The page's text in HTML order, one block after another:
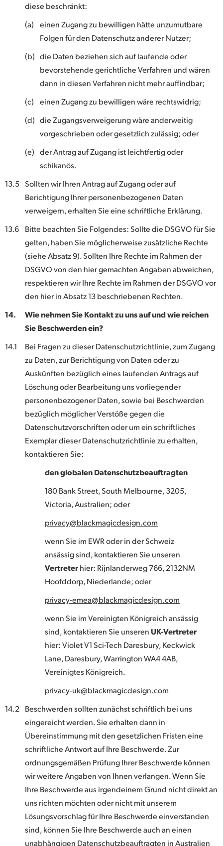
diese beschränkt:
(a)
einen Zugang zu bewilligen hätte unzumutbare
Folgen für den Datenschutz anderer Nutzer;
(b) die Daten beziehen sich auf laufende oder
bevorstehende gerichtliche Verfahren und wären
dann in diesen Verfahren nicht mehr auffindbar;
(c)
einen Zugang zu bewilligen wäre rechtswidrig;
(d) die Zugangsverweigerung wäre anderweitig
vorgeschrieben oder gesetzlich zulässig; oder
(e) der Antrag auf Zugang ist leichtfertig oder
schikanös.
13.5 Sollten wir Ihren Antrag auf Zugang oder auf
Berichtigung Ihrer personenbezogenen Daten
verweigern, erhalten Sie eine schriftliche Erklärung.
13.6
Bitte beachten Sie Folgendes: Sollte die DSGVO für Sie
gelten, haben Sie möglicherweise zusätzliche Rechte
(siehe Absatz 9). Sollten Ihre Rechte im Rahmen der
DSGVO von den hier gemachten Angaben abweichen,
respektieren wir Ihre Rechte im Rahmen der DSGVO vor
den hier in Absatz 13 beschriebenen Rechten.
14.
Wie nehmen Sie Kontakt zu uns auf und wie reichen
Sie Beschwerden ein?
14.1
Bei Fragen zu dieser Datenschutzrichtlinie, zum Zugang
zu Daten, zur Berichtigung von Daten oder zu
Auskünften bezüglich eines laufenden Antrags auf
Löschung oder Bearbeitung uns vorliegender
personenbezogener Daten, sowie bei Beschwerden
bezüglich möglicher Verstöße gegen die
Datenschutzvorschriften oder um ein schriftliches
Exemplar dieser Datenschutzrichtlinie zu erhalten,
kontaktieren Sie:
den globalen Datenschutzbeauftragten
180 Bank Street, South Melbourne, 3205,
Victoria, Australien; oder
privacy@blackmagicdesign.com
wenn Sie im EWR oder in der Schweiz
ansässig sind, kontaktieren Sie unseren
Vertreterhier: Rijnlanderweg 766, 2132NM
Hoofddorp, Niederlande; oder
privacy-emea@blackmagicdesign.com
wenn Sie im Vereinigten Königreich ansässig
sind, kontaktieren Sie unseren UK-Vertreter
hier: Violet V1 Sci-Tech Daresbury, Keckwick
Lane, Daresbury, Warrington WA4 4AB,
Vereinigtes Königreich.
privacy-uk@blackmagicdesign.com
14.2 Beschwerden sollten zunächst schriftlich bei uns
eingereicht werden. Sie erhalten dann in
Übereinstimmung mit den gesetzlichen Fristen eine
schriftliche Antwort auf Ihre Beschwerde. Zur
ordnungsgemäßen Prüfung Ihrer Beschwerde können
wir weitere Angaben von Ihnen verlangen. Wenn Sie
Ihre Beschwerde aus irgendeinem Grund nicht direkt an
uns richten möchten oder nicht mit unserem
Lösungsvorschlag für Ihre Beschwerde einverstanden
sind, können Sie Ihre Beschwerde auch an einen
unabhängigen Datenschutzbeauftragten in Australien